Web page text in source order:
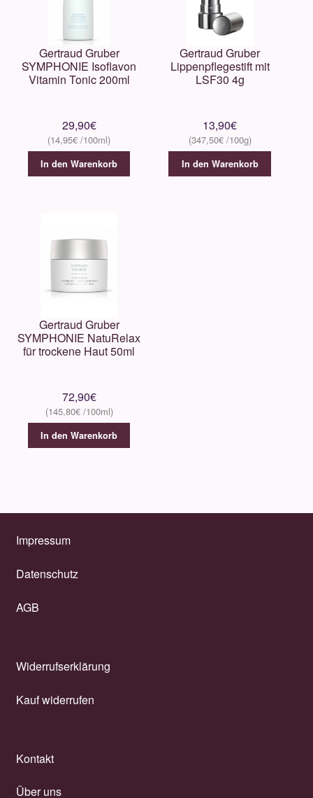
Gertraud Gruber
SYMPHONIE Isoflavon
Vitamin Tonic 200ml
29,90€
14,95€
In den Warenkorb
Gertraud Gruber
Lippenpflegestift mit
LSF30 4g
13,90€
347,50€
In den Warenkorb
Gertraud Gruber
SYMPHONIE NatuRelax
für trockene Haut 50ml
72,90€
145,80€
In den Warenkorb
Impressum
Datenschutz
AGB
Widerrufserklärung
Kauf widerrufen
Kontakt
Über uns